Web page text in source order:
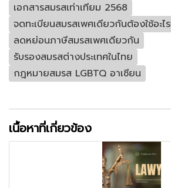
เอกสารสมรสเท่าเทียม 2568
จดทะเบียนสมรสเพศเดียวกันต้องใช้อะไ
ลดหย่อนภาษีสมรสเพศเดียวกัน
รับรองสมรสต่างประเทศในไทย
กฎหมายสมรส LGBTQ อาเซียน
เนื้อหาที่เกี่ยวข้อง